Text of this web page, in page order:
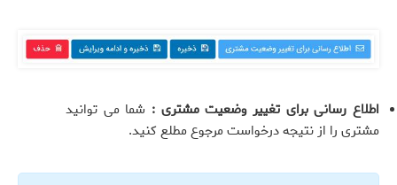
اطلاع رسانی برای تغییر وضعیت مشتری : شما می توانید
مشتری را از نتیجه درخواست مرجوع مطلع کنید.